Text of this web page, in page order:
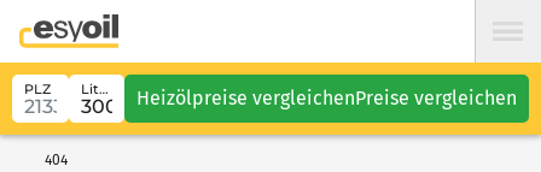
PLZ Liter Heizölpreise vergleichenPreise vergleichen
404